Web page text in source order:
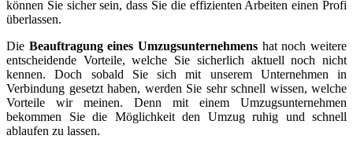
können Sie sicher sein, dass Sie die effizienten Arbeiten einen Profi
überlassen.
Die Beauftragung eines Umzugsunternehmens hat noch weitere
entscheidende Vorteile, welche Sie sicherlich aktuell noch nicht
kennen. Doch sobald Sie sich mit unserem Unternehmen in
Verbindung gesetzt haben, werden Sie sehr schnell wissen, welche
Vorteile wir meinen. Denn mit einem Umzugsunternehmen
bekommen Sie die Möglichkeit den Umzug ruhig und schnell
ablaufen zu lassen.